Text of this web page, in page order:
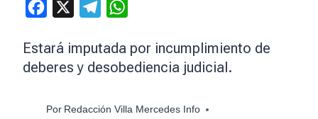
Facebook Telegram
Estará imputada por incumplimiento de
deberes y desobediencia judicial.
Por Redacción Villa Mercedes Info